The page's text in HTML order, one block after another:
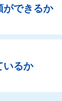
ができるか
いるか